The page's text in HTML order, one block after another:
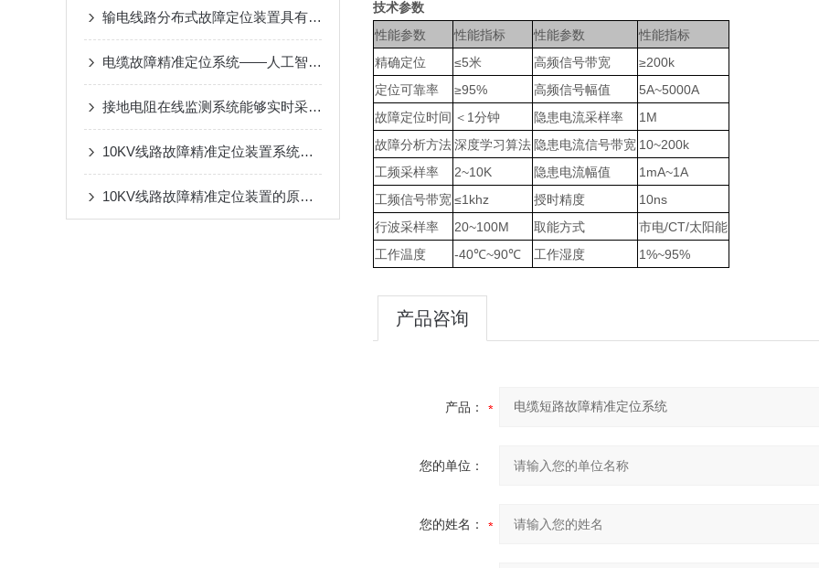
输电线路分布式故障定位装置具有以下四个主要功能
电缆故障精准定位系统——人工智能深度学习算法自动快速定位故障
接地电阻在线监测系统能够实时采集接地电阻的信号
10KV线路故障精准定位装置系统，为电网安全稳定护航
10KV线路故障精准定位装置的原理及功能介绍
技术参数
性能参数
性能指标 性能参数
性能指标
精确定位
≤5米 高频信号带宽
≥200k
定位可靠率
≥95% 高频信号幅值
5A~5000A
故障定位时间 ＜1分钟 隐患电流采样率
1M
故障分析方法深度学习算法 隐患电流信号带宽 10~200k
工频采样率
2~10K 隐患电流幅值
1mA~1A
工频信号带宽≤1khz 授时精度
10ns
行波采样率
20~100M 取能方式
市电/CT/太阳能
工作温度
-40℃~90℃ 工作湿度 1%~95%
产品咨询
产品：
您的单位：
您的姓名：